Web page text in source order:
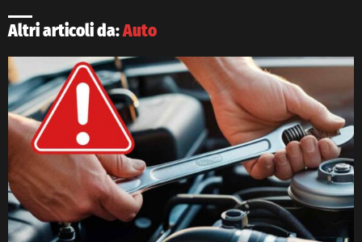
Altri articoli da:Auto